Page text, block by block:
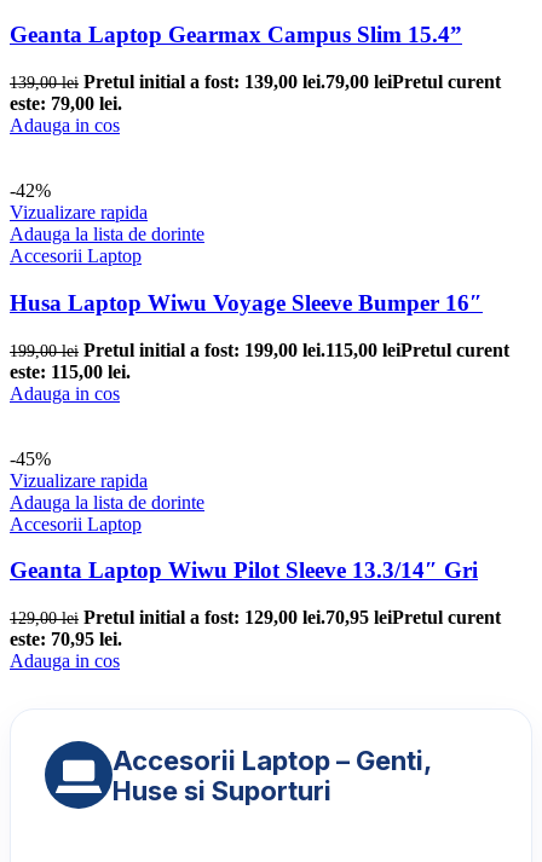
Geanta Laptop Gearmax Campus Slim 15.4”
139,00lei Pretul initial a fost: 139,00 lei.79,00 leiPretul curent
este: 79,00 lei.
Adauga in cos
-42%
Vizualizare rapida
Adauga la lista de dorinte
Accesorii Laptop
Husa Laptop Wiwu Voyage Sleeve Bumper 16″
199,00lei Pretul initial a fost: 199,00 lei.115,00 leiPretul curent
este: 115,00 lei.
Adauga in cos
-45%
Vizualizare rapida
Adauga la lista de dorinte
Accesorii Laptop
Geanta Laptop Wiwu Pilot Sleeve 13.3/14″ Gri
129,00lei Pretul initial a fost: 129,00 lei.70,95 leiPretul curent
este: 70,95 lei.
Adauga in cos
Accesorii Laptop – Genti,
Huse si Suporturi